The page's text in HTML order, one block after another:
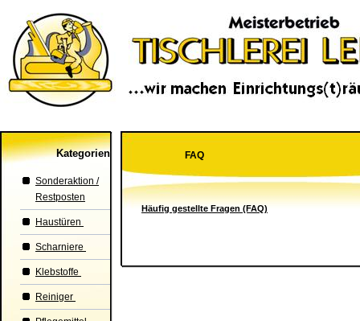
Kategorien
Sonderaktion /
Restposten
Haustüren
Scharniere
Klebstoffe
Reiniger
FAQ
Häufig gestellte Fragen (FAQ)